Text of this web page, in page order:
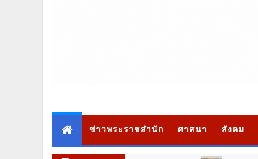
ข่าวพระราชสำนัก ศาสนา สังคม